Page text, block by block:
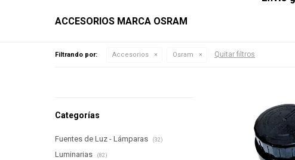
ACCESORIOS MARCA OSRAM
Filtrando por: Accesorios Osram Quitar filtros
Categorías
Fuentes de Luz - Lámparas (32)
Luminarias (82)